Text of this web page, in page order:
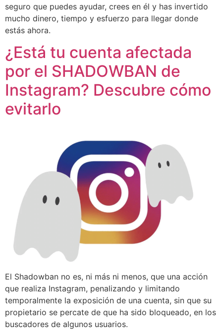
seguro que puedes ayudar, crees en él y has invertido
mucho dinero, tiempo y esfuerzo para llegar donde
estás ahora.
¿Está tu cuenta afectada
por el SHADOWBAN de
Instagram? Descubre cómo
evitarlo
El Shadowban no es, ni más ni menos, que una acción
que realiza Instagram, penalizando y limitando
temporalmente la exposición de una cuenta, sin que su
propietario se percate de que ha sido bloqueado, en los
buscadores de algunos usuarios.